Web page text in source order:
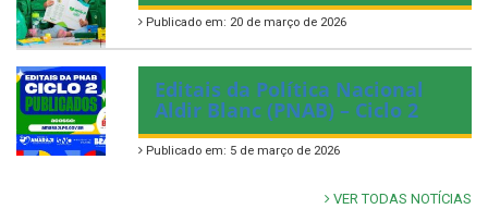
Publicado em: 20 de março de 2026
Editais da Política Nacional
Aldir Blanc (PNAB) – Ciclo 2
Publicado em: 5 de março de 2026
VER TODAS NOTÍCIAS